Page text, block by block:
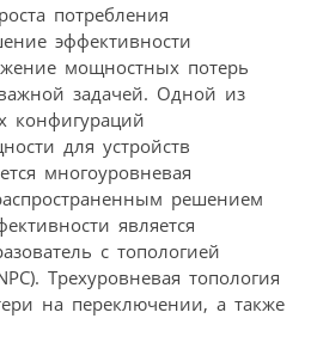
потребления
эффективности
мощностных потерь
задачей. Одной из
конфигураций
для устройств
многоуровневая
решением
является
с топологией
Трехуровневая топология
на переключении, а также